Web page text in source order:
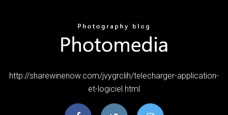
http://sharewinenow.com/jvygrclih/telecharger-application-
et-logiciel.html